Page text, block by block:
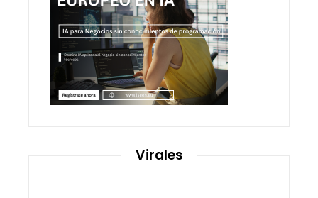
Virales